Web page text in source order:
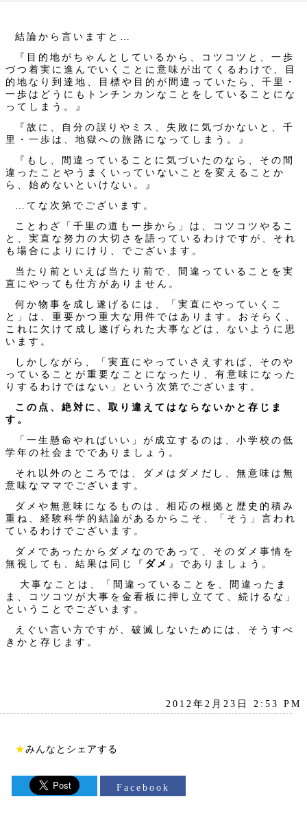
結論から言いますと…
『目的地がちゃんとしているから、コツコツと、一歩
づつ着実に進んでいくことに意味が出てくるわけで、目
的地なり到達地、目標や目的が間違っていたら、千里・
一歩はどうにもトンチンカンなことをしていることにな
ってしまう。』
『故に、自分の誤りやミス、失敗に気づかないと、千
里・一歩は、地獄への旅路になってしまう。』
『もし、間違っていることに気づいたのなら、その間
違ったことやうまくいっていないことを変えることか
ら、始めないといけない。』
…てな次第でございます。
ことわざ「千里の道も一歩から」は、コツコツやるこ
と、実直な努力の大切さを語っているわけですが、それ
も場合によりにけり、でございます。
当たり前といえば当たり前で、間違っていることを実
直にやっても仕方がありません。
何か物事を成し遂げるには、「実直にやっていくこ
と」は、重要かつ重大な用件ではあります。おそらく、
これに欠けて成し遂げられた大事などは、ないように思
います。
しかしながら、「実直にやっていさえすれば、そのや
っていることが重要なことになったり、有意味になった
りするわけではない」という次第でございます。
この点、絶対に、取り違えてはならないかと存じま
す。
「一生懸命やればいい」が成立するのは、小学校の低
学年の社会まででありましょう。
それ以外のところでは、ダメはダメだし、無意味は無
意味なママでございます。
ダメや無意味になるものは、相応の根拠と歴史的積み
重ね、経験科学的結論があるからこそ、「そう」言われ
ているわけでございます。
ダメであったからダメなのであって、そのダメ事情を
無視しても、結果は同じ『 ダメ 』でありましょう。
大事なことは、「間違っていることを、間違ったま
ま、コツコツが大事を金看板に押し立てて、続けるな」
ということでございます。
えぐい言い方ですが、破滅しないためには、そうすべ
きかと存じます。
2012年2月23日 2:53 PM
★みんなとシェアする
Facebook